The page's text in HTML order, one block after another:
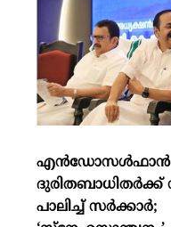
ഉപയോഗിക്കുന്ന